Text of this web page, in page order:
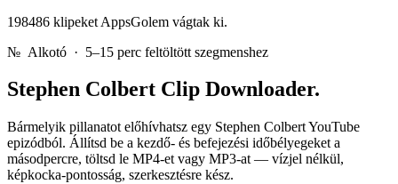
198486 klipeket AppsGolem vágtak ki.
№ Alkotó · 5–15 perc feltöltött szegmenshez
Stephen Colbert Clip Downloader.
Bármelyik pillanatot előhívhatsz egy Stephen Colbert YouTube
epizódból. Állítsd be a kezdő- és befejezési időbélyegeket a
másodpercre, töltsd le MP4-et vagy MP3-at — vízjel nélkül,
képkocka-pontosság, szerkesztésre kész.